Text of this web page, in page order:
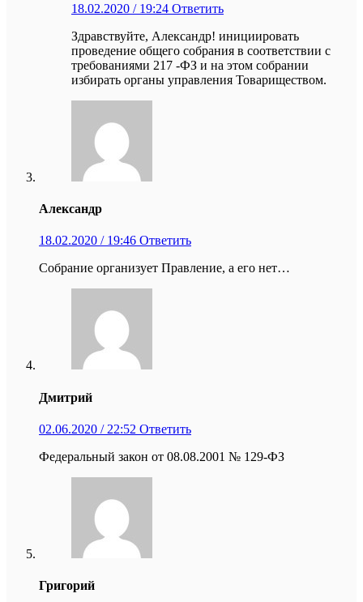
18.02.2020 / 19:24 Ответить
Здравствуйте, Александр! инициировать
проведение общего собрания в соответствии с
требованиями 217 -ФЗ и на этом собрании
избирать органы управления Товариществом.
Александр
18.02.2020 / 19:46 Ответить
Собрание организует Правление, а его нет…
Дмитрий
02.06.2020 / 22:52 Ответить
Федеральный закон от 08.08.2001 № 129-ФЗ
Григорий